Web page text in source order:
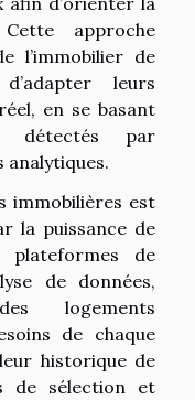
Cette approche
l’immobilier de
leurs
en se basant
détectés par
analytiques.
immobilières est
la puissance de
plateformes de
de données,
logements
de chaque
historique de
de sélection et